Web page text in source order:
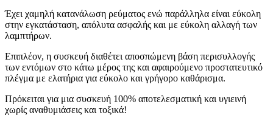
Έχει χαμηλή κατανάλωση ρεύματος ενώ παράλληλα είναι εύκολη
στην εγκατάσταση, απόλυτα ασφαλής και με εύκολη αλλαγή των
λαμπτήρων.
Επιπλέον, η συσκευή διαθέτει αποσπώμενη βάση περισυλλογής
των εντόμων στο κάτω μέρος της και αφαιρούμενο προστατευτικό
πλέγμα με ελατήρια για εύκολο και γρήγορο καθάρισμα.
Πρόκειται για μια συσκευή 100% αποτελεσματική και υγιεινή
χωρίς αναθυμιάσεις και τοξικά!